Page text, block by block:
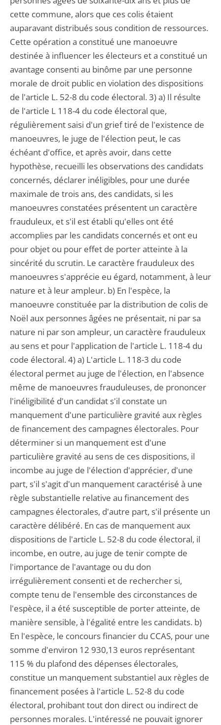
cette commune, alors que ces colis étaient
auparavant distribués sous condition de ressources.
Cette opération a constitué une manoeuvre
destinée à influencer les électeurs et a constitué un
avantage consenti au binôme par une personne
morale de droit public en violation des dispositions
de l'article L. 52-8 du code électoral. 3) a) Il résulte
de l'article L 118-4 du code électoral que,
régulièrement saisi d'un grief tiré de l'existence de
manoeuvres, le juge de l'élection peut, le cas
échéant d'office, et après avoir, dans cette
hypothèse, recueilli les observations des candidats
concernés, déclarer inéligibles, pour une durée
maximale de trois ans, des candidats, si les
manoeuvres constatées présentent un caractère
frauduleux, et s'il est établi qu'elles ont été
accomplies par les candidats concernés et ont eu
pour objet ou pour effet de porter atteinte à la
sincérité du scrutin. Le caractère frauduleux des
manoeuvres s'apprécie eu égard, notamment, à leur
nature et à leur ampleur. b) En l'espèce, la
manoeuvre constituée par la distribution de colis de
Noël aux personnes âgées ne présentait, ni par sa
nature ni par son ampleur, un caractère frauduleux
au sens et pour l'application de l'article L. 118-4 du
code électoral. 4) a) L'article L. 118-3 du code
électoral permet au juge de l'élection, en l'absence
même de manoeuvres frauduleuses, de prononcer
l'inéligibilité d'un candidat s'il constate un
manquement d'une particulière gravité aux règles
de financement des campagnes électorales. Pour
déterminer si un manquement est d'une
particulière gravité au sens de ces dispositions, il
incombe au juge de l'élection d'apprécier, d'une
part, s'il s'agit d'un manquement caractérisé à une
règle substantielle relative au financement des
campagnes électorales, d'autre part, s'il présente un
caractère délibéré. En cas de manquement aux
dispositions de l'article L. 52-8 du code électoral, il
incombe, en outre, au juge de tenir compte de
l'importance de l'avantage ou du don
irrégulièrement consenti et de rechercher si,
compte tenu de l'ensemble des circonstances de
l'espèce, il a été susceptible de porter atteinte, de
manière sensible, à l'égalité entre les candidats. b)
En l'espèce, le concours financier du CCAS, pour une
somme d'environ 12 930,13 euros représentant
115 % du plafond des dépenses électorales,
constitue un manquement substantiel aux règles de
financement posées à l'article L. 52-8 du code
électoral, prohibant tout don direct ou indirect de
personnes morales. L'intéressé ne pouvait ignorer